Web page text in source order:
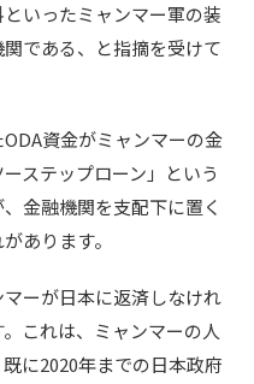
いったミャンマー軍の装
である、と指摘を受けて
資金がミャンマーの金
ステップローン」という
金融機関を支配下に置く
あります。
ーが日本に返済しなけれ
これは、ミャンマーの人
に2020年までの日本政府